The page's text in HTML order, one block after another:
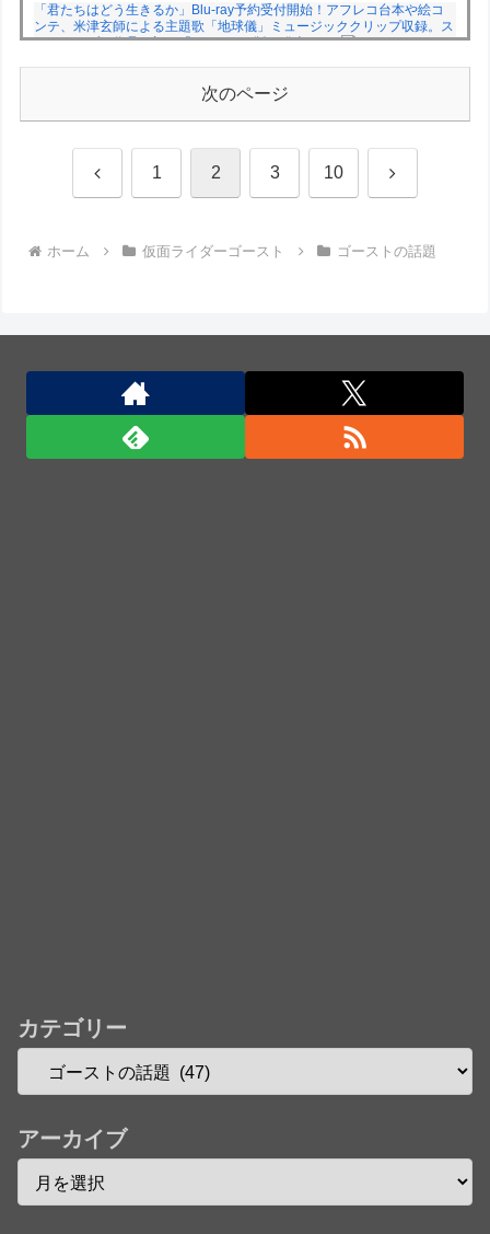
「君たちはどう生きるか」Blu-ray予約受付開始！アフレコ台本や絵コ
ンテ、米津玄師による主題歌「地球儀」ミュージッククリップ収録。ス
タジオジブリ作品で初の「4K UHD」版も発売！！
★【ワートリ】今月新発売!!第27巻まとめ【コメント欄まとめます】
★【ワートリ】今月第241話「遠征選抜試験㊲」第242話「遠征選抜試
験㊳」【コメント欄まとめます】【しばらく固定記事です】
Powered by livedoor 相互RSS
次のページ
前 1 2 3 10 次
ホーム 仮面ライダーゴースト ゴーストの話題
カテゴリー
アーカイブ